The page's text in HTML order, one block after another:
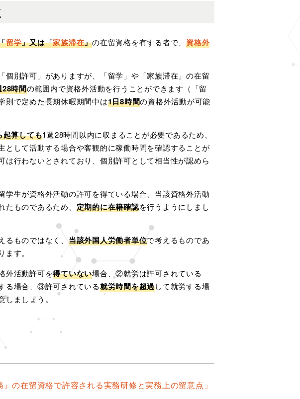
留学」又は「家族滞在」の在留資格を有する者で、 資格外
別許可」がありますが、「留学」や「家族滞在」の在留
28時間の範囲内で資格外活動を行うことができます（「留
則で定めた長期休暇期間中は1日8時間の資格外活動が可能
起算しても1週28時間以内に収まることが必要であるため、
として活動する場合や客観的に稼働時間を確認することが
行わないとされており、個別許可として相当性が認めら
学生が資格外活動の許可を得ている場合、当該資格外活動
ものであるため、 定期的に在籍確認を行うようにしまし
るものではなく、当該外国人労働者単位で考えるものであ
す。
外活動許可を得ていない場合、②就労は許可されている
る場合、③許可されている就労時間を超過して就労する場
しましょう。
の在留資格で許容される実務研修と実務上の留意点」